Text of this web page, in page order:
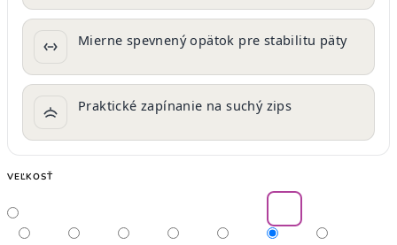
Mierne spevnený opätok pre stabilitu päty
Praktické zapínanie na suchý zips
VEĽKOSŤ